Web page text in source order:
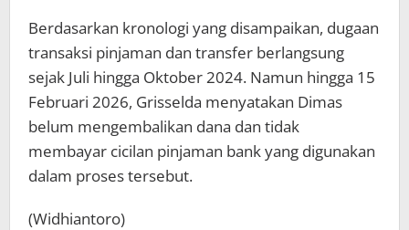
Berdasarkan kronologi yang disampaikan, dugaan
transaksi pinjaman dan transfer berlangsung
sejak Juli hingga Oktober 2024. Namun hingga 15
Februari 2026, Grisselda menyatakan Dimas
belum mengembalikan dana dan tidak
membayar cicilan pinjaman bank yang digunakan
dalam proses tersebut.
(Widhiantoro)